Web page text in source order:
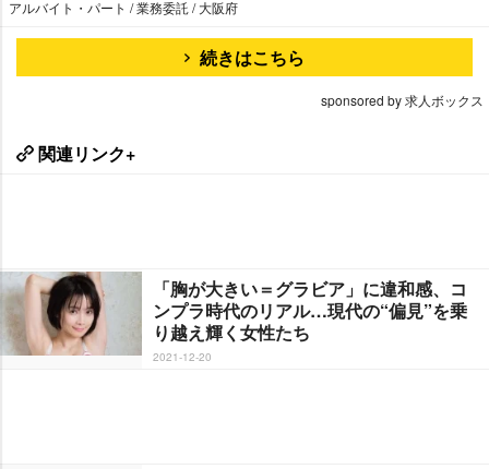
アルバイト・パート / 業務委託 / 大阪府
続きはこちら
sponsored by 求人ボックス
関連リンク+
「胸が大きい＝グラビア」に違和感、コ
ンプラ時代のリアル…現代の“偏見”を乗
り越え輝く女性たち
2021-12-20